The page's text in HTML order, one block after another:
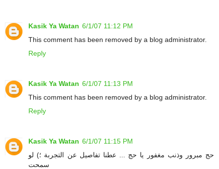
Kasik Ya Watan 6/1/07 11:12 PM
This comment has been removed by a blog administrator.
Reply
Kasik Ya Watan 6/1/07 11:13 PM
This comment has been removed by a blog administrator.
Reply
Kasik Ya Watan 6/1/07 11:15 PM
حج مبرور وذنب مغفور يا حج ... عطنا تفاصيل عن التجربة ؛) لو
سمحت